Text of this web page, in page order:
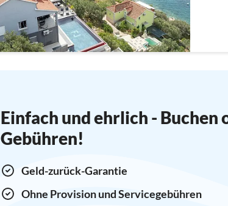
Einfach und ehrlich - Buchen
Gebühren!
Geld-zurück-Garantie
Ohne Provision und Servicegebühren